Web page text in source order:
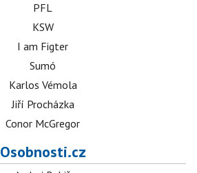
PFL
KSW
I am Figter
Sumó
Karlos Vémola
Jiří Procházka
Conor McGregor
Osobnosti.cz